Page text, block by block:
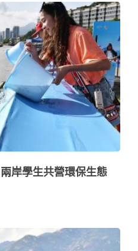
岸學生共營環保生態